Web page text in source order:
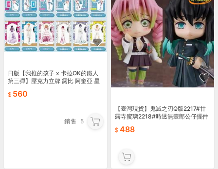
日版【我推的孩子 x 卡拉OK的鐵人
第三彈】壓克力立牌 露比 阿奎亞 星
560
銷售 5
【臺灣現貨】鬼滅之刃Q版2217#甘
露寺蜜璃2218#時透無壹郎公仔擺件
488